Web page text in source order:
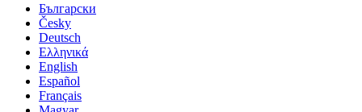
Български
Česky
Deutsch
Ελληνικά
English
Español
Français